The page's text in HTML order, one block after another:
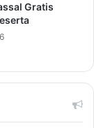
Gratis